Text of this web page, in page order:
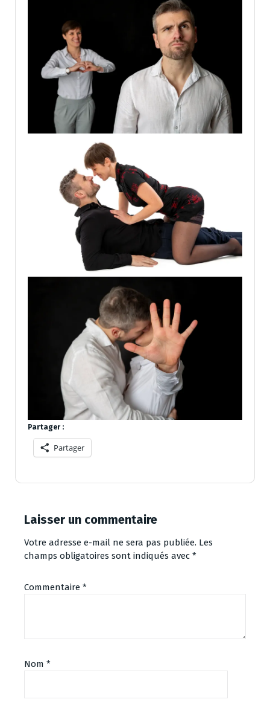
Partager :
Partager
Laisser un commentaire
Votre adresse e-mail ne sera pas publiée. Les
champs obligatoires sont indiqués avec *
Commentaire *
Nom *